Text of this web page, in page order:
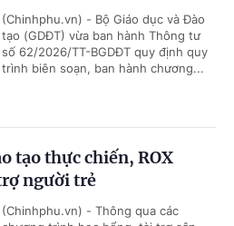
(Chinhphu.vn) - Bộ Giáo dục và Đào
tạo (GDĐT) vừa ban hành Thông tư
số 62/2026/TT-BGDĐT quy định quy
trình biên soạn, ban hành chương...
tạo thực chiến, ROX
người trẻ
(Chinhphu.vn) - Thông qua các